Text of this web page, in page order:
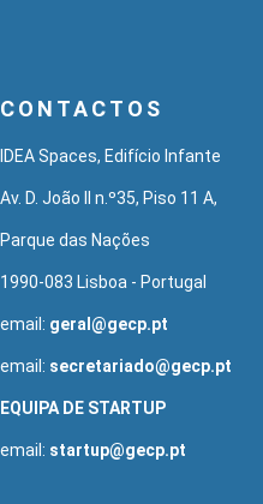
CONTACTOS
IDEA Spaces, Edifício Infante
Av. D. João II n.º35, Piso 11 A,
Parque das Nações
1990-083 Lisboa - Portugal
email: geral@gecp.pt
email: secretariado@gecp.pt
EQUIPA DE STARTUP
email: startup@gecp.pt